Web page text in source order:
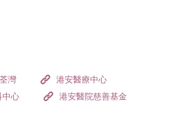
灣
港安醫療中心
中心
港安醫院慈善基金